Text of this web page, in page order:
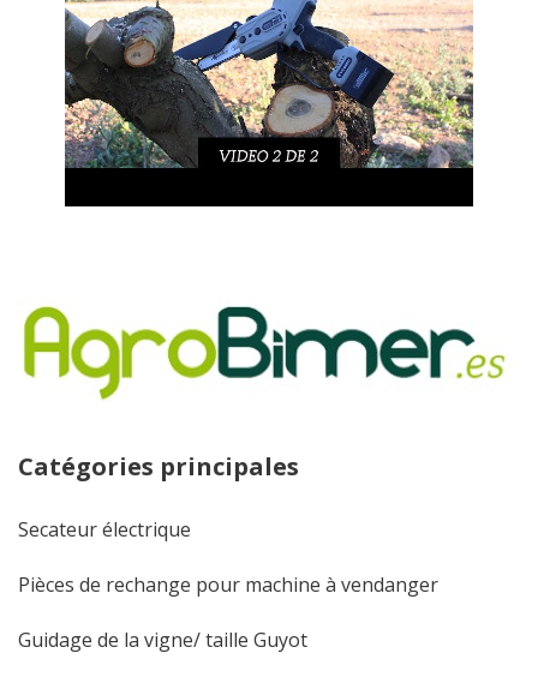
Catégories principales
Secateur électrique
Pièces de rechange pour machine à vendanger
Guidage de la vigne/ taille Guyot